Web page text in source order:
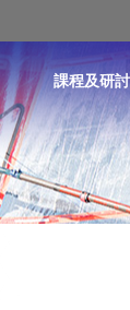
課程及研